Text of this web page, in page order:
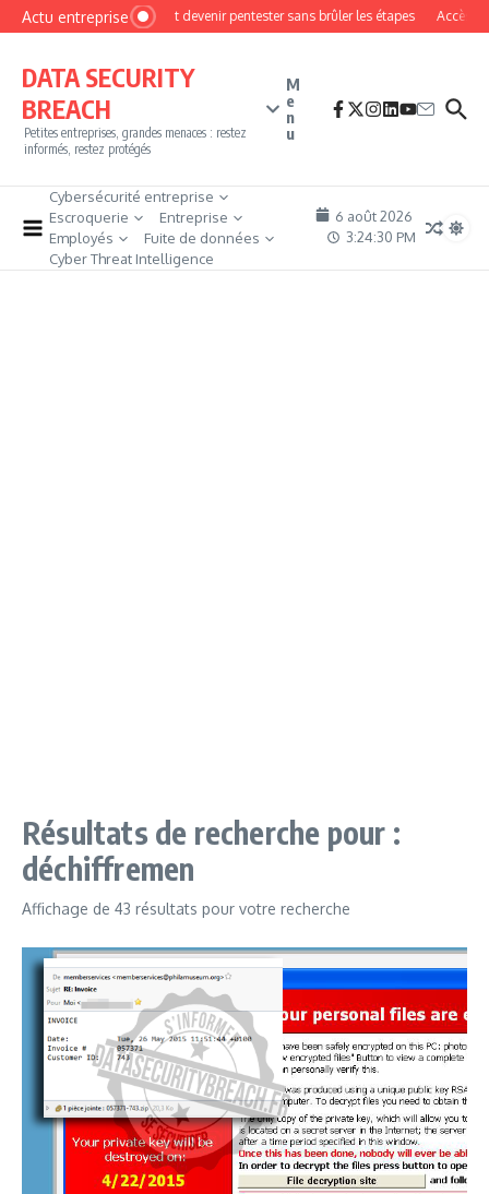
Aller au contenu
Actu entrepriseComment devenir pentester sans brûler les étapes Accès
DATA SECURITY
BREACH
Petites entreprises, grandes menaces : restez
informés, restez protégés
M
e
n
u
Cybersécurité entreprise
Escroquerie
Entreprise
Employés
Fuite de données
Cyber Threat Intelligence
6 août 2026
3:24:31 PM
Résultats de recherche pour :
déchiffremen
Affichage de 43 résultats pour votre recherche